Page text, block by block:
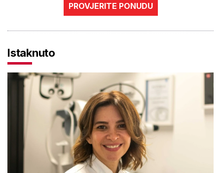
PROVJERITE PONUDU
Istaknuto